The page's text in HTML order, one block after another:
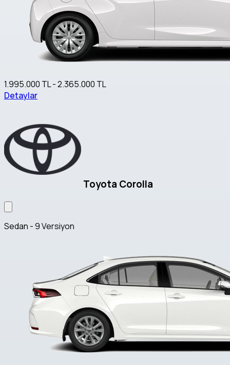
1.995.000 TL - 2.365.000 TL
Detaylar
Toyota Corolla
Sedan - 9 Versiyon